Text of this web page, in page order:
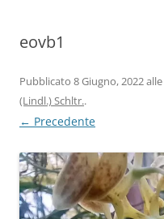
eovb1
Pubblicato 8 Giugno, 2022alle
(Lindl.) Schltr..
← Precedente